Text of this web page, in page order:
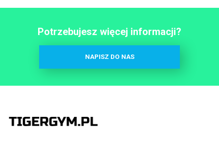
Potrzebujesz więcej informacji?
NAPISZ DO NAS